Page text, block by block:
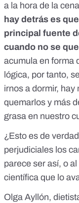
a la hora de la
hay detrás es
principal fuente
cuando no se
acumula en forma
lógica, por tanto,
irnos a dormir,
quemarlos y más
grasa en nuestro
¿Esto es de
perjudiciales los
parece ser así, o
científica que lo
Olga Ayllón,